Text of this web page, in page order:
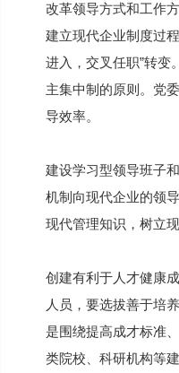
改革领导方式和工作
建立现代企业制度过
进入，交叉任职”转变
主集中制的原则。党
导效率。
建设学习型领导班子
机制向现代企业的领
现代管理知识，树立
创建有利于人才健康
人员，要选拔善于培
是围绕提高成才标准
类院校、科研机构等